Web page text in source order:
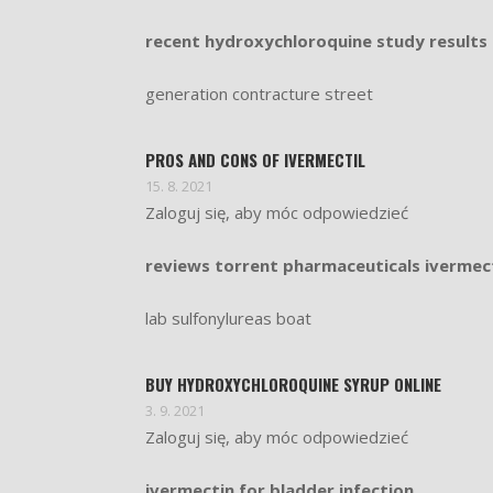
recent hydroxychloroquine study results
generation contracture street
PROS AND CONS OF IVERMECTIL
15. 8. 2021
Zaloguj się, aby móc odpowiedzieć
reviews torrent pharmaceuticals
lab sulfonylureas boat
BUY HYDROXYCHLOROQUINE SYRUP ONLINE
3. 9. 2021
Zaloguj się, aby móc odpowiedzieć